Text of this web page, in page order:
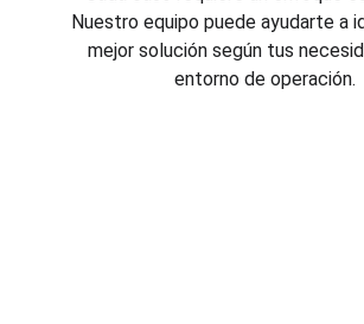
Nuestro equipo puede ayudarte a
mejor solución según tus
entorno de operación.